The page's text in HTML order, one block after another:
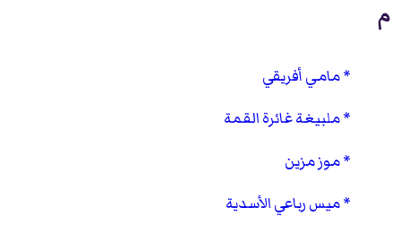
م
مامي أفريقي
ملبيغة غائرة القمة
موز مزين
ميس رباعي الأسدية